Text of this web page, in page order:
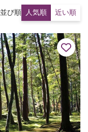
並び順 人気順 近い順